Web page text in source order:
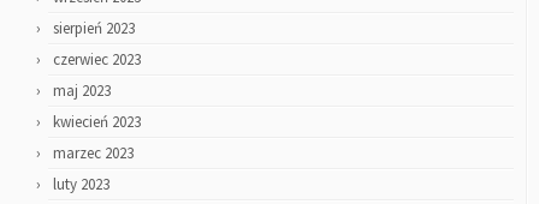
sierpień 2023
czerwiec 2023
maj 2023
kwiecień 2023
marzec 2023
luty 2023